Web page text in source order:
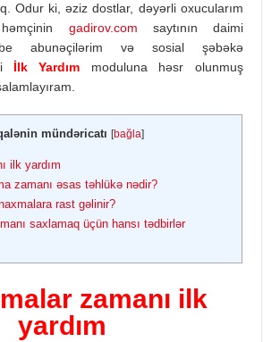
Odur ki, əziz dostlar, dəyərli oxucularım
gadirov.com saytının daimi
abunəçilərim və sosial şəbəkə
İlk Yardım moduluna həsr olunmuş
mündəricatı [bağla]
ilk yardım
zamanı əsas təhlükə nədir?
rast gəlinir?
saxlamaq üçün hansı tədbirlər
zamanı ilk
yardım